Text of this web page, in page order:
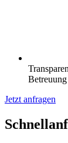
Betreuung
Jetzt anfragen